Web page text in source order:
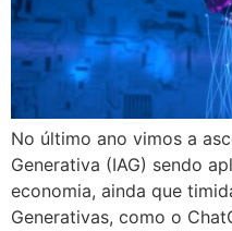
No último ano vimos a
Generativa (IAG) sendo
economia, ainda que
Generativas, como o